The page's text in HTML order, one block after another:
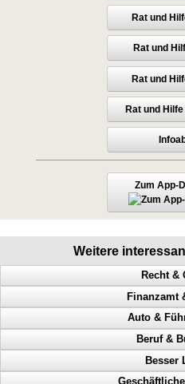
Rat und
Rat und
Rat und
Rat und
Zum App-
Weitere
Recht &
Prozess, Gericht,
Dienstaufsichtsbeschwerde,
Irrtum vom Amt, wie stelle ich
Antrag stellen, Anträge stellen,
Einspruch gegen Bescheid,
Finanzamt
Vollstreckung, Finanzamt,
Steuern, Steuer, Finanzgericht,
Steuerfahndung, Finanzamt,
Auto &
Geschwindigkeitsübertretungen,
Polizeikontrolle, Radarfalle,
Beruf &
Bekanntheitsgrad, Online PR,
Besser